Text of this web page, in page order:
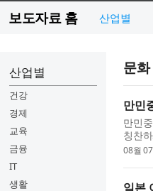
보도자료 홈 산업별
산업별
건강
경제
교육
금융
IT
생활
문
만민
만민
칭찬
일본,
08월
일본